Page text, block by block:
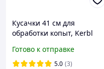
Кусачки 41 см для
обработки копыт, Kerbl
Готово к отправке
5.0 (3)